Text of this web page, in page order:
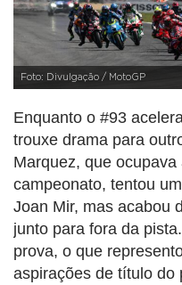
Foto: Divulgação / MotoGP
Enquanto o #93
trouxe drama para
Marquez, que
campeonato, tentou
Joan Mir, mas acabou
junto para fora da
prova, o que
aspirações de título do